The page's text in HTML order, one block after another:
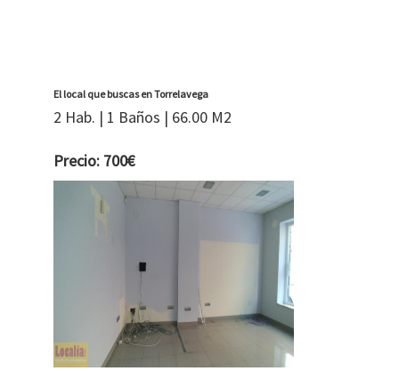
El local que buscas en Torrelavega
2 Hab. | 1 Baños | 66.00 M2
Precio: 700€